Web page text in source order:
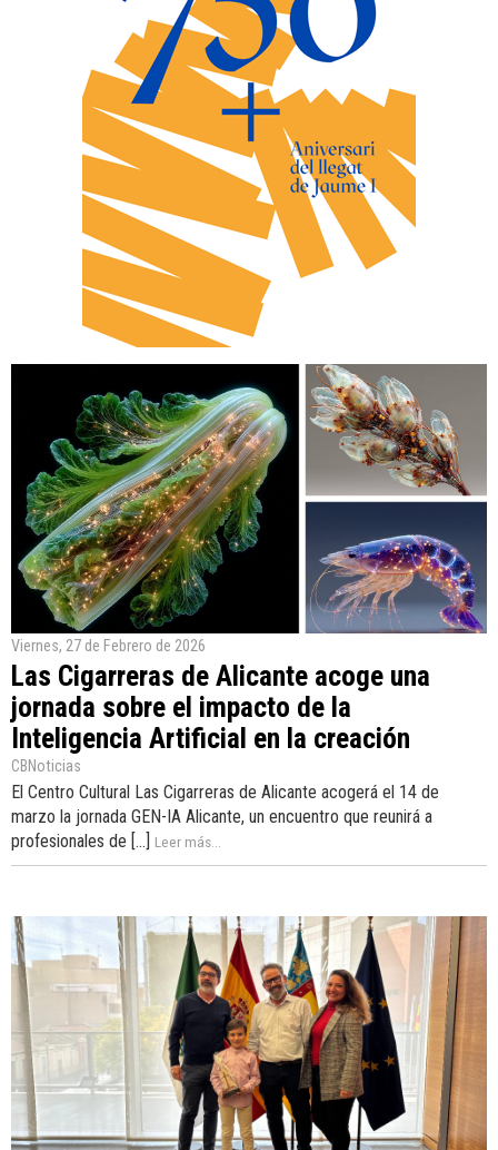
Viernes, 27 de Febrero de 2026
Las Cigarreras de Alicante acoge una
jornada sobre el impacto de la
Inteligencia Artificial en la creación
CBNoticias
El Centro Cultural Las Cigarreras de Alicante acogerá el 14 de
marzo la jornada GEN-IA Alicante, un encuentro que reunirá a
profesionales de [...] Leer más...